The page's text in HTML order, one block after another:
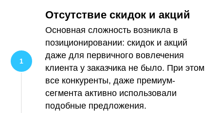
Отсутствие скидок и акций
Основная сложность возникла в
позиционировании: скидок и акций
даже для первичного вовлечения
клиента у заказчика не было. При этом
все конкуренты, даже премиум-
сегмента активно использовали
подобные предложения.